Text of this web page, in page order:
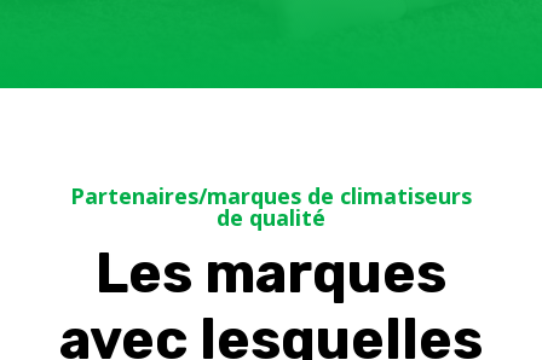
Partenaires/marques de climatiseurs
de qualité
Les marques
avec lesquelles